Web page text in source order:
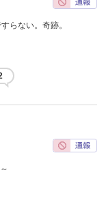
らない。奇跡。